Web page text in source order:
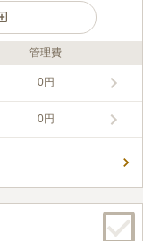
らず、境内の広く深い
院ですが、現代的なデ
者のない方でもお申込
、ゆったりとお過ごし
管理費
0円
0円